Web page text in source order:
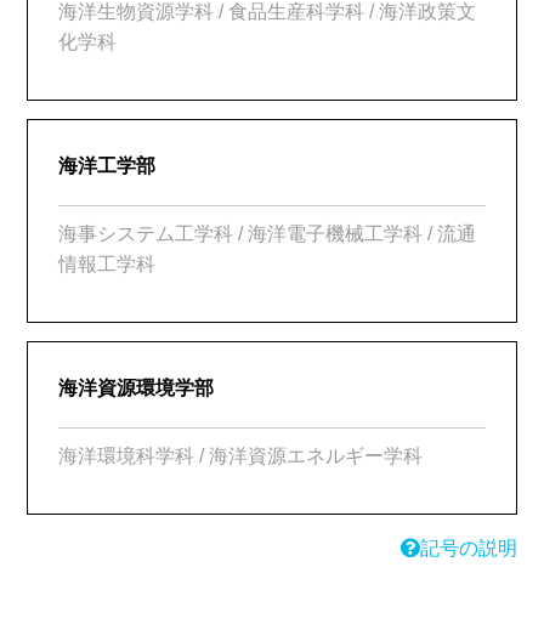
海洋生物資源学科 / 食品生産科学科 / 海洋政策文
化学科
海洋工学部
海事システム工学科 / 海洋電子機械工学科 / 流通
情報工学科
海洋資源環境学部
海洋環境科学科 / 海洋資源エネルギー学科
記号の説明